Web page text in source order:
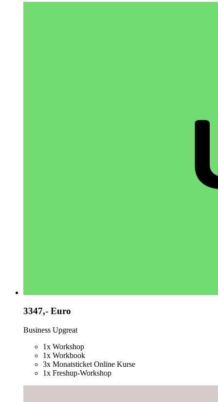
3347,- Euro
Business Upgreat
1x Workshop
1x Workbook
3x Monatsticket Online Kurse
1x Freshup-Workshop